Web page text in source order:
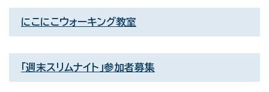
にこにこウォーキング教室
「週末スリムナイト」参加者募集